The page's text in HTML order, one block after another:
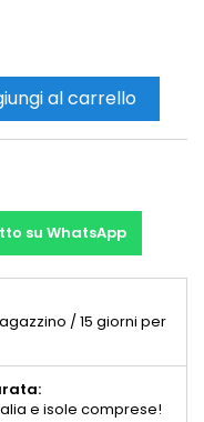
al carrello
su WhatsApp
/ 15 giorni per
e isole comprese!